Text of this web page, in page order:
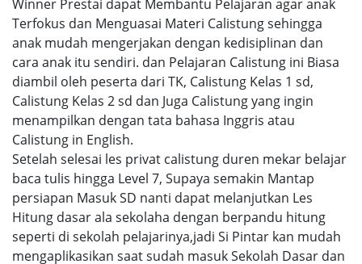
Winner Prestai dapat Membantu Pelajaran agar anak
Terfokus dan Menguasai Materi Calistung sehingga
anak mudah mengerjakan dengan kedisiplinan dan
cara anak itu sendiri. dan Pelajaran Calistung ini Biasa
diambil oleh peserta dari TK, Calistung Kelas 1 sd,
Calistung Kelas 2 sd dan Juga Calistung yang ingin
menampilkan dengan tata bahasa Inggris atau
Calistung in English.
Setelah selesai les privat calistung duren mekar belajar
baca tulis hingga Level 7, Supaya semakin Mantap
persiapan Masuk SD nanti dapat melanjutkan Les
Hitung dasar ala sekolaha dengan berpandu hitung
seperti di sekolah pelajarinya,jadi Si Pintar kan mudah
mengaplikasikan saat sudah masuk Sekolah Dasar dan